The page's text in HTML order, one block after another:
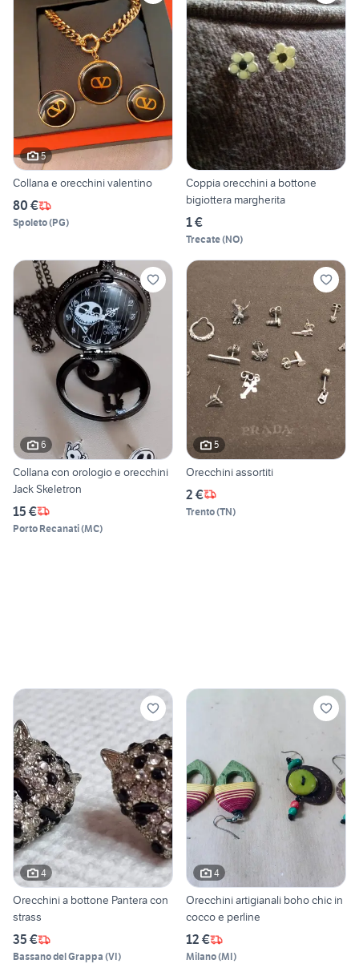
5
Collana e orecchini valentino
80 €
Spoleto(PG)
Coppia orecchini a bottone
bigiottera margherita
1 €
Trecate(NO)
6
Collana con orologio e orecchini
Jack Skeletron
15 €
Porto Recanati(MC)
5
Orecchini assortiti
2 €
Trento(TN)
4
Orecchini a bottone Pantera con
strass
35 €
Bassano del Grappa (VI)
4
Orecchini artigianali boho chic in
cocco e perline
12 €
Milano(MI)